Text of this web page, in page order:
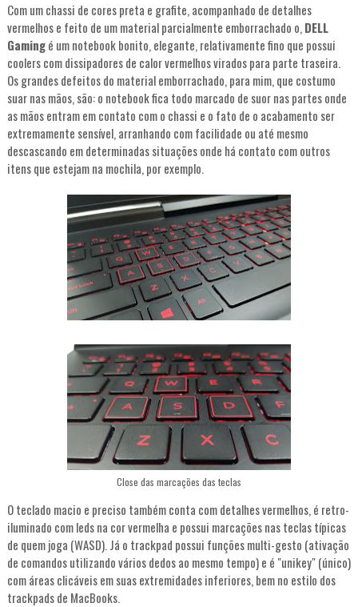
Com um chassi de cores preta e grafite, acompanhado de detalhes
vermelhos e feito de um material parcialmente emborrachado o, DELL
Gamingé um notebook bonito, elegante, relativamente fino que possui
coolers com dissipadores de calor vermelhos virados para parte traseira.
Os grandes defeitos do material emborrachado, para mim, que costumo
suar nas mãos, são: o notebook fica todo marcado de suor nas partes onde
as mãos entram em contato com o chassi e o fato de o acabamento ser
extremamente sensível, arranhando com facilidade ou até mesmo
descascando em determinadas situações onde há contato com outros
itens que estejam na mochila, por exemplo.
Close das marcações das teclas
O teclado macio e preciso também conta com detalhes vermelhos, é retro-
iluminado com leds na cor vermelha e possui marcações nas teclas típicas
de quem joga (WASD). Já o trackpad possui funções multi-gesto (ativação
de comandos utilizando vários dedos ao mesmo tempo) e é "unikey" (único)
com áreas clicáveis em suas extremidades inferiores, bem no estilo dos
trackpads de MacBooks.